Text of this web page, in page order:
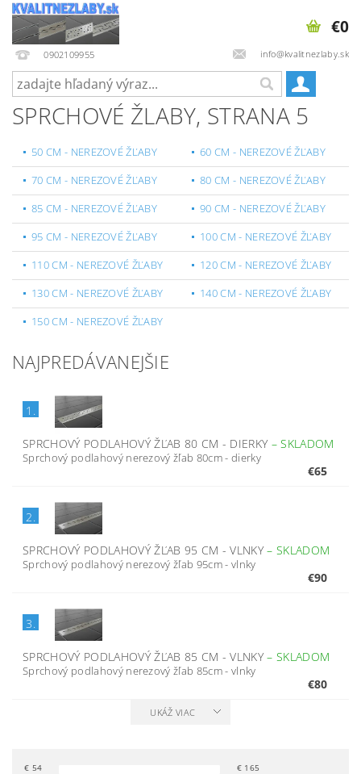
0902109955 info@kvalitnezlaby.sk
€0
SPRCHOVÉ ŽLABY, STRANA 5
50 CM - NEREZOVÉ ŽĽABY
60 CM - NEREZOVÉ ŽĽABY
70 CM - NEREZOVÉ ŽĽABY
80 CM - NEREZOVÉ ŽĽABY
85 CM - NEREZOVÉ ŽĽABY
90 CM - NEREZOVÉ ŽĽABY
95 CM - NEREZOVÉ ŽĽABY
100 CM - NEREZOVÉ ŽĽABY
110 CM - NEREZOVÉ ŽĽABY
120 CM - NEREZOVÉ ŽĽABY
130 CM - NEREZOVÉ ŽĽABY
140 CM - NEREZOVÉ ŽĽABY
150 CM - NEREZOVÉ ŽĽABY
NAJPREDÁVANEJŠIE
1.
SPRCHOVÝ PODLAHOVÝ ŽĽAB 80 CM - DIERKY –SKLADOM
Sprchový podlahový nerezový žľab 80cm - dierky
€65
2.
SPRCHOVÝ PODLAHOVÝ ŽĽAB 95 CM - VLNKY– SKLADOM
Sprchový podlahový nerezový žľab 95cm - vlnky
€90
3.
SPRCHOVÝ PODLAHOVÝ ŽĽAB 85 CM - VLNKY– SKLADOM
Sprchový podlahový nerezový žľab 85cm - vlnky
€80
UKÁŽ VIAC
€ 54 € 165